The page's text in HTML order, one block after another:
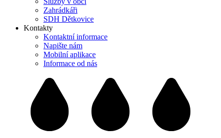
Zahrádkáři
SDH Dětkovice
Kontakty
Kontaktní informace
Napište nám
Mobilní aplikace
Informace od nás